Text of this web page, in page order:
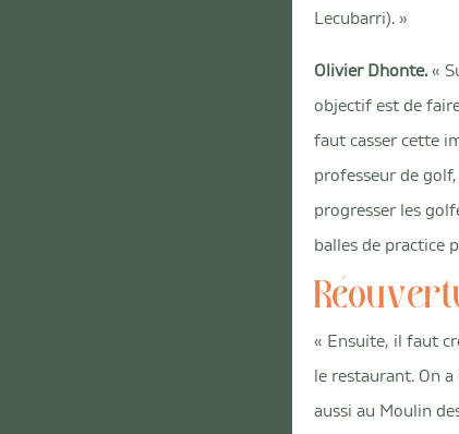
Lecubarri). »
Olivier Dhonte.«
objectif est de
faut casser cette
professeur de
progresser les
balles de practice
« Ensuite, il faut
le restaurant. On
aussi au Moulin